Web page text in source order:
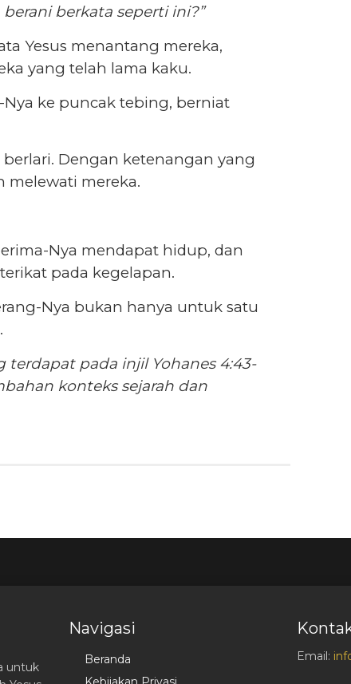
berkata seperti ini?”
Yesus menantang mereka,
yang telah lama kaku.
ke puncak tebing, berniat
Dengan ketenangan yang
melewati mereka.
Nya mendapat hidup, dan
pada kegelapan.
Nya bukan hanya untuk satu
terdapat pada injil Yohanes 4:43-
konteks sejarah dan
untuk
Navigasi
Beranda
Email: